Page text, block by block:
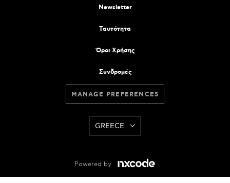
Newsletter
Tαυτότητα
Όροι Χρήσης
Συνδρομές
MANAGE PREFERENCES
GREECE
Powered by